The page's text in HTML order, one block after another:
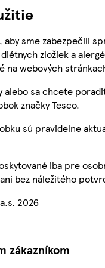
aby sme zabezpečili
zložiek a
na webových
alebo sa chcete
značky Tesco.
sú pravidelne
iba pre
bez náležitého
2026
zákazníkom